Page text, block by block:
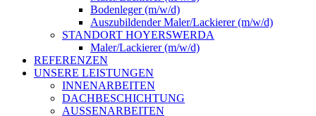
Bodenleger (m/w/d)
Auszubildender Maler/Lackierer (m/w/d)
STANDORT HOYERSWERDA
Maler/Lackierer (m/w/d)
REFERENZEN
UNSERE LEISTUNGEN
INNENARBEITEN
DACHBESCHICHTUNG
AUSSENARBEITEN